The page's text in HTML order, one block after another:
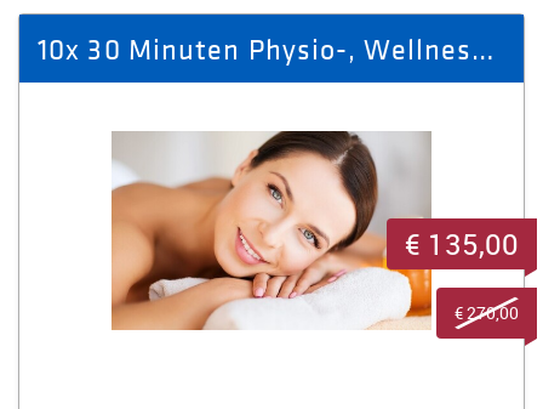
10x 30 Minuten Physio-, Wellness- oder Sport-Vital-Massage
€ 135,00
€ 270,00